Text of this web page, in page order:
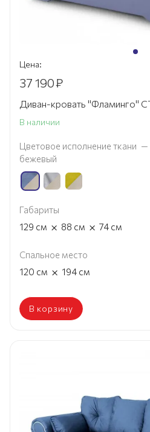
Цена:
37 190₽
Диван-кровать "Фламинго"
В наличии
Цветовое исполнение ткани —
бежевый
Габариты
129 см × 88 см × 74 см
Спальное место
120 см × 194 см
В корзину